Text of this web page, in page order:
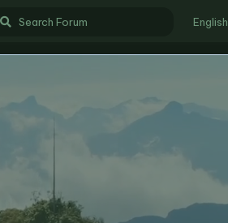
English